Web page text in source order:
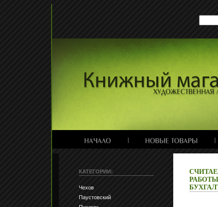
КАТЕГОРИИ:
Чехов
Паустовский